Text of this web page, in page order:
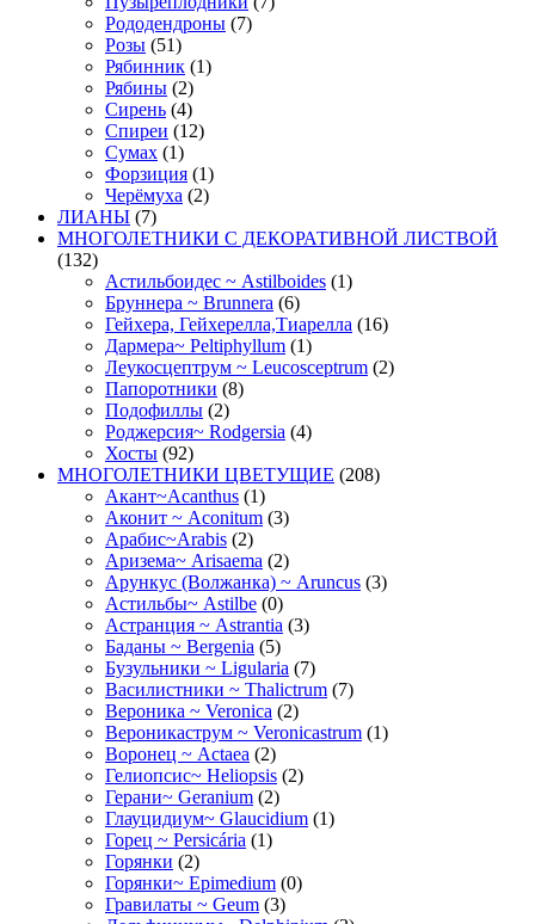
Рододендроны (7)
Розы (51)
Рябинник (1)
Рябины (2)
Сирень (4)
Спиреи (12)
Сумах (1)
Форзиция (1)
Черёмуха (2)
ЛИАНЫ (7)
МНОГОЛЕТНИКИ С ДЕКОРАТИВНОЙ ЛИСТВОЙ
(132)
Астильбоидес ~ Astilboides (1)
Бруннера ~ Brunnera (6)
Гейхера, Гейхерелла,Тиарелла (16)
Дармера~ Peltiphyllum (1)
Леукосцептрум ~ Leucosceptrum (2)
Папоротники (8)
Подофиллы (2)
Роджерсия~ Rodgersia (4)
Хосты (92)
МНОГОЛЕТНИКИ ЦВЕТУЩИЕ (208)
Акант~Acanthus (1)
Аконит ~ Aconitum (3)
Арабис~Arabis (2)
Аризема~ Arisaema (2)
Арункус (Волжанка) ~ Aruncus (3)
Астильбы~ Astilbe (0)
Астранция ~ Astrantia (3)
Баданы ~ Bergenia (5)
Бузульники ~ Ligularia (7)
Василистники ~ Thalictrum (7)
Вероника ~ Veronica (2)
Вероникаструм ~ Veronicastrum (1)
Воронец ~ Actaea (2)
Гелиопсис~ Heliopsis (2)
Герани~ Geranium (2)
Глауцидиум~ Glaucidium (1)
Горец ~ Persicária (1)
Горянки (2)
Горянки~ Epimedium (0)
Гравилаты ~ Geum (3)